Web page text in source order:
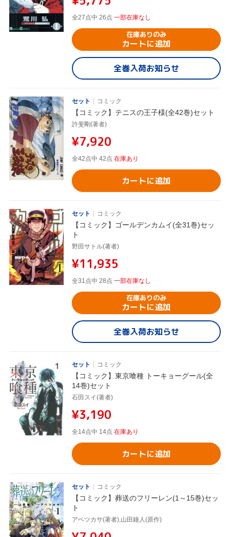
全27点中 26点 一部在庫なし
在庫ありのみ
カートに追加
全巻入荷お知らせ
セット コミック
【コミック】テニスの王子様(全42巻)セット
許斐剛(著者)
¥7,920
全42点中 42点 在庫あり
カートに追加
セット コミック
【コミック】ゴールデンカムイ(全31巻)セッ
ト
野田サトル(著者)
¥11,935
全31点中 28点 一部在庫なし
在庫ありのみ
カートに追加
全巻入荷お知らせ
セット コミック
【コミック】東京喰種 トーキョーグール(全
14巻)セット
石田スイ(著者)
¥3,190
全14点中 14点 在庫あり
カートに追加
セット コミック
【コミック】葬送のフリーレン(1～15巻)セッ
ト
アベツカサ(著者),山田鐘人(原作)